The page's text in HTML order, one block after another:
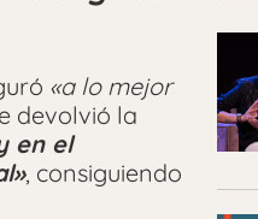
«a lo mejor
devolvió la
en el
, consiguiendo